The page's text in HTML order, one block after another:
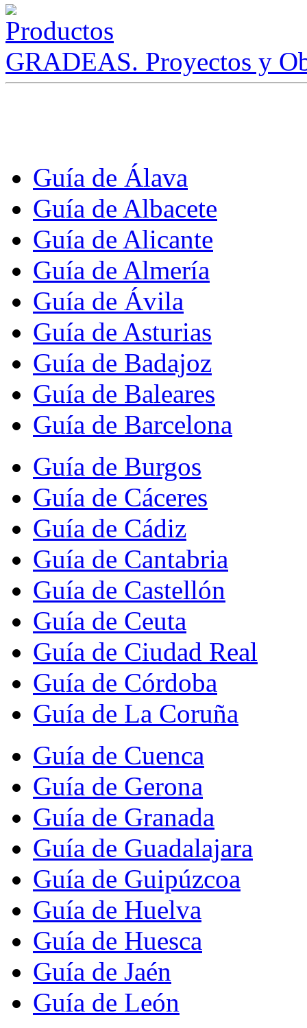
GRADEAS. Proyectos y
Guía de Álava
Guía de Albacete
Guía de Alicante
Guía de Almería
Guía de Ávila
Guía de Asturias
Guía de Badajoz
Guía de Baleares
Guía de Barcelona
Guía de Burgos
Guía de Cáceres
Guía de Cádiz
Guía de Cantabria
Guía de Castellón
Guía de Ceuta
Guía de Ciudad Real
Guía de Córdoba
Guía de La Coruña
Guía de Cuenca
Guía de Gerona
Guía de Granada
Guía de Guadalajara
Guía de Guipúzcoa
Guía de Huelva
Guía de Huesca
Guía de Jaén
Guía de León